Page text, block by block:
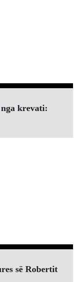
krevati:
së Robertit